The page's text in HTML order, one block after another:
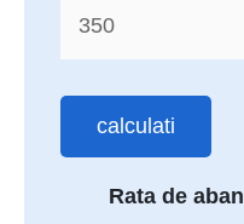
calculati
Rata de